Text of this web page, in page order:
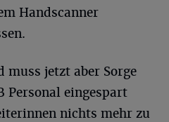
Handscanner
jetzt aber Sorge
Personal eingespart
nichts mehr zu